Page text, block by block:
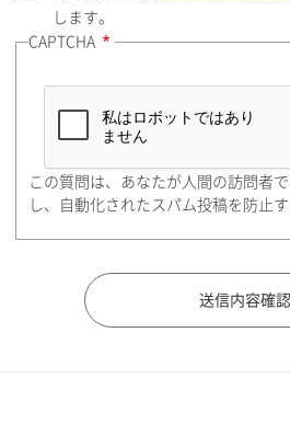
住所検索
都道府県（勤務先）
します。
CAPTCHA
この質問は、あなたが人間の訪問者
し、自動化されたスパム投稿を防止す